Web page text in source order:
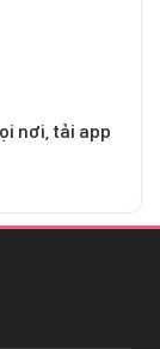
nơi, tải app